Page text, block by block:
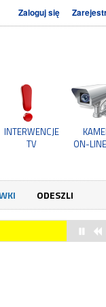
Zaloguj się
INTERWENCJE
TV
ON-
ODESZLI